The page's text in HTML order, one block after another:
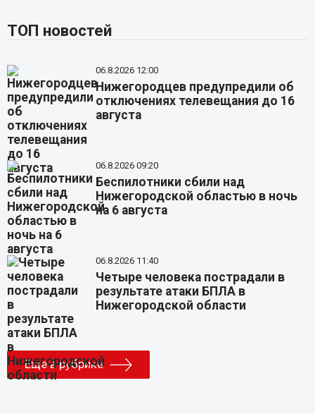
ТОП новостей
06.8.2026 12:00
Нижегородцев предупредили об
отключениях телевещания до 16
августа
06.8.2026 09:20
Беспилотники сбили над
Нижегородской областью в ночь
на 6 августа
06.8.2026 11:40
Четыре человека пострадали в
результате атаки БПЛА в
Нижегородской области
Еще в рубрике